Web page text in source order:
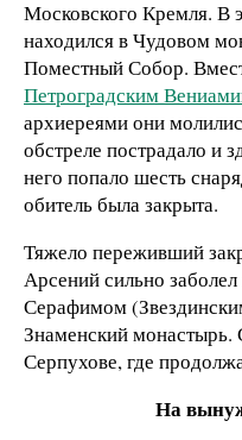
Московского Кремля. В
находился в Чудовом
Поместный Собор.
Петроградским
архиереями они
обстреле пострадало и
него попало шесть
обитель была закрыта.
Тяжело переживший
Арсений сильно
Серафимом
Знаменский монастырь.
Серпухове, где
На